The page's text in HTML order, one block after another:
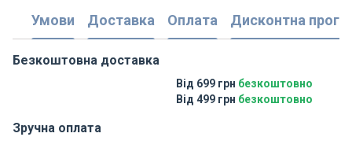
Умови Доставка Оплата Дисконтна
Безкоштовна доставка
Від 699 грн безкоштовно
Від 499 грн безкоштовно
Зручна оплата